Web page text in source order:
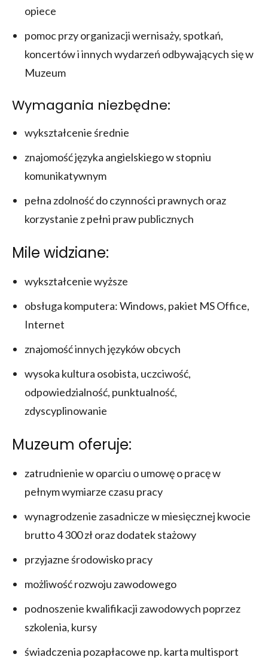
opiece
pomoc przy organizacji wernisaży, spotkań,
koncertów i innych wydarzeń odbywających się w
Muzeum
Wymagania niezbędne:
wykształcenie średnie
znajomość języka angielskiego w stopniu
komunikatywnym
pełna zdolność do czynności prawnych oraz
korzystanie z pełni praw publicznych
Mile widziane:
wykształcenie wyższe
obsługa komputera: Windows, pakiet MS Office,
Internet
znajomość innych języków obcych
wysoka kultura osobista, uczciwość,
odpowiedzialność, punktualność,
zdyscyplinowanie
Muzeum oferuje:
zatrudnienie w oparciu o umowę o pracę w
pełnym wymiarze czasu pracy
wynagrodzenie zasadnicze w miesięcznej kwocie
brutto 4 300 zł oraz dodatek stażowy
przyjazne środowisko pracy
możliwość rozwoju zawodowego
podnoszenie kwalifikacji zawodowych poprzez
szkolenia, kursy
świadczenia pozapłacowe np. karta multisport